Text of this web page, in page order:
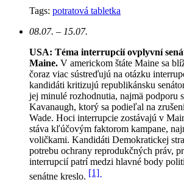
Tags: potratová tabletka
08.07. – 15.07.
USA: Téma interrupcií ovplyvní
Maine. V americkom štáte Maine sa
čoraz viac sústreďujú na otázku
kandidáti kritizujú republikánsku
jej minulé rozhodnutia, najmä podporu
Kavanaugh, ktorý sa podieľal na
Wade. Hoci interrupcie zostávajú v
stáva kľúčovým faktorom kampane,
voličkami. Kandidáti Demokratickej
potrebu ochrany reprodukčných práv,
interrupcií patrí medzi hlavné body
senátne kreslo. [1]